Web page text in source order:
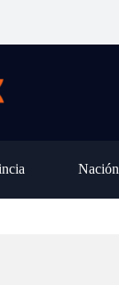
iniciativa clave
Nación